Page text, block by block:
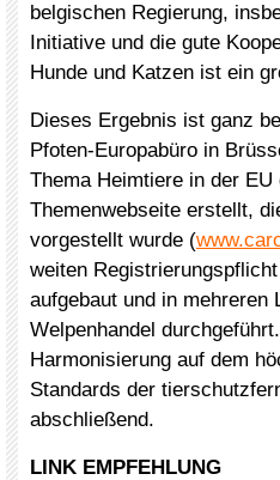
belgischen Regierung,
Initiative und die gute
Hunde und Katzen ist ein
Dieses Ergebnis ist ganz
Pfoten-Europabüro in
Thema Heimtiere in der
Themenwebseite erstellt,
vorgestellt wurde (
weiten
aufgebaut und in mehreren
Welpenhandel
Harmonisierung auf dem
Standards der
abschließend.
LINK EMPFEHLUNG